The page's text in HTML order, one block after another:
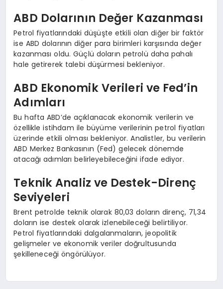
ABD Dolarının Değer Kazanması
Petrol fiyatlarındaki düşüşte etkili olan diğer bir faktör
ise ABD dolarının diğer para birimleri karşısında değer
kazanması oldu. Güçlü doların petrolü daha pahalı
hale getirerek talebi düşürmesi bekleniyor.
ABD Ekonomik Verileri ve Fed’in
Adımları
Bu hafta ABD’de açıklanacak ekonomik verilerin ve
özellikle istihdam ile büyüme verilerinin petrol fiyatları
üzerinde etkili olması bekleniyor. Analistler, bu verilerin
ABD Merkez Bankasının (Fed) gelecek dönemde
atacağı adımları belirleyebileceğini ifade ediyor.
Teknik Analiz ve Destek-Direnç
Seviyeleri
Brent petrolde teknik olarak 80,03 doların direnç, 71,34
doların ise destek olarak izlenebileceği belirtiliyor.
Petrol fiyatlarındaki dalgalanmaların, jeopolitik
gelişmeler ve ekonomik veriler doğrultusunda
şekilleneceği öngörülüyor.